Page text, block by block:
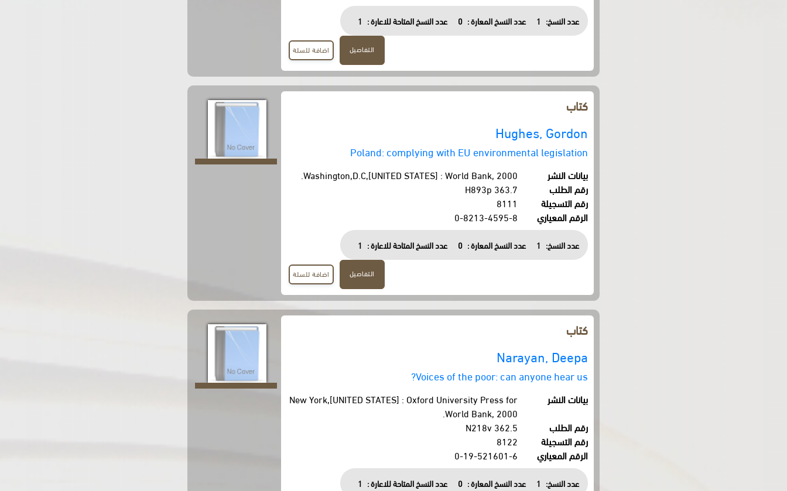
عدد النسخ: 1 عدد النسخ المعارة : 0 عدد النسخ المتاحة للاعارة : 1
التفاصيل اضافة للسلة
كتاب
Hughes, Gordon
Poland: complying with EU environmental legislation
بيانات النشر
Washington,D.C,[UNITED STATES] : World Bank, 2000.
رقم الطلب
363.7 H893p
رقم التسجيلة
8111
الرقم المعياري
0-8213-4595-8
عدد النسخ: 1 عدد النسخ المعارة : 0 عدد النسخ المتاحة للاعارة : 1
التفاصيل اضافة للسلة
كتاب
Narayan, Deepa
Voices of the poor: can anyone hear us?
بيانات النشر
New York,[UNITED STATES] : Oxford University Press for
World Bank, 2000.
رقم الطلب
362.5 N218v
رقم التسجيلة
8122
الرقم المعياري
0-19-521601-6
عدد النسخ: 1 عدد النسخ المعارة : 0 عدد النسخ المتاحة للاعارة : 1